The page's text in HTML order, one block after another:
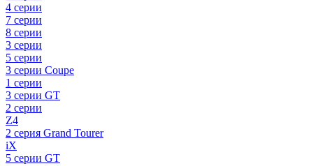
4 серии
7 серии
8 серии
3 серии
5 серии
3 серии Coupe
1 серии
3 серии GT
2 серии
Z4
2 серия Grand Tourer
iX
5 серии GT